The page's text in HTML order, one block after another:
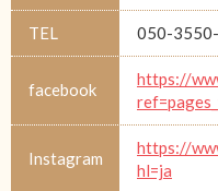
TEL 050-
facebook
https://
Instagram
https://
hl=ja